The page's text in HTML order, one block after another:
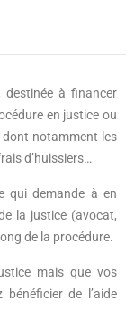
destinée à financer
en justice ou
dont notamment les
d’huissiers…
qui demande à en
la justice (avocat,
de la procédure.
mais que vos
de l’aide